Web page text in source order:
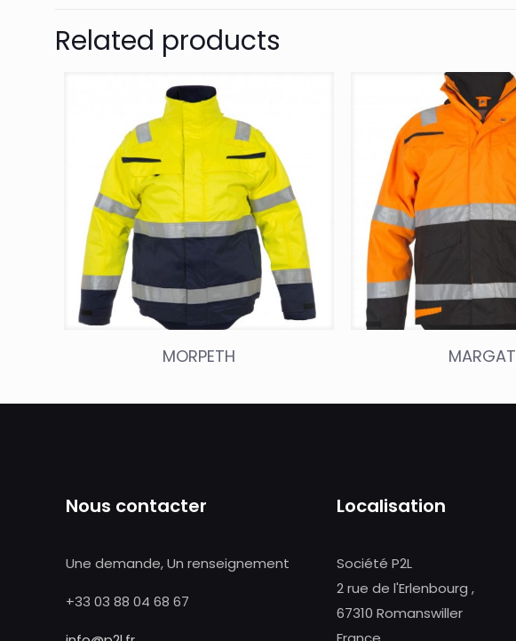
Related products
MORPETH
Nous contacter
Une demande, Un renseignement
+33 03 88 04 68 67
Localisation
Société P2L
2 rue de l'Erlenbourg ,
67310 Romanswiller